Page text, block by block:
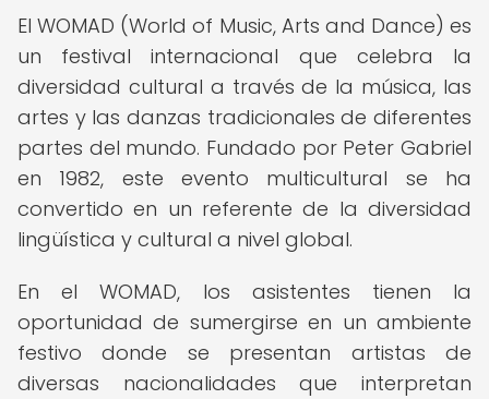
El WOMAD (World of Music, Arts and Dance) es
un festival internacional que celebra la
diversidad cultural a través de la música, las
artes y las danzas tradicionales de diferentes
partes del mundo. Fundado por Peter Gabriel
en 1982, este evento multicultural se ha
convertido en un referente de la diversidad
lingüística y cultural a nivel global.
En el WOMAD, los asistentes tienen la
oportunidad de sumergirse en un ambiente
festivo donde se presentan artistas de
diversas nacionalidades que interpretan